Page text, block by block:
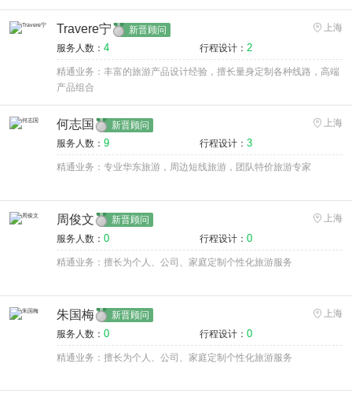
Travere宁 新晋顾问
上海
服务人数： 4 行程设计： 2
精通业务：丰富的旅游产品设计经验，擅长量身定制各种线路，高端
产品组合
何志国 新晋顾问
上海
服务人数： 9 行程设计： 3
精通业务：专业华东旅游，周边短线旅游，团队特价旅游专家
周俊文 新晋顾问
上海
服务人数： 0 行程设计： 0
精通业务：擅长为个人、公司、家庭定制个性化旅游服务
朱国梅 新晋顾问
上海
服务人数： 0 行程设计： 0
精通业务：擅长为个人、公司、家庭定制个性化旅游服务